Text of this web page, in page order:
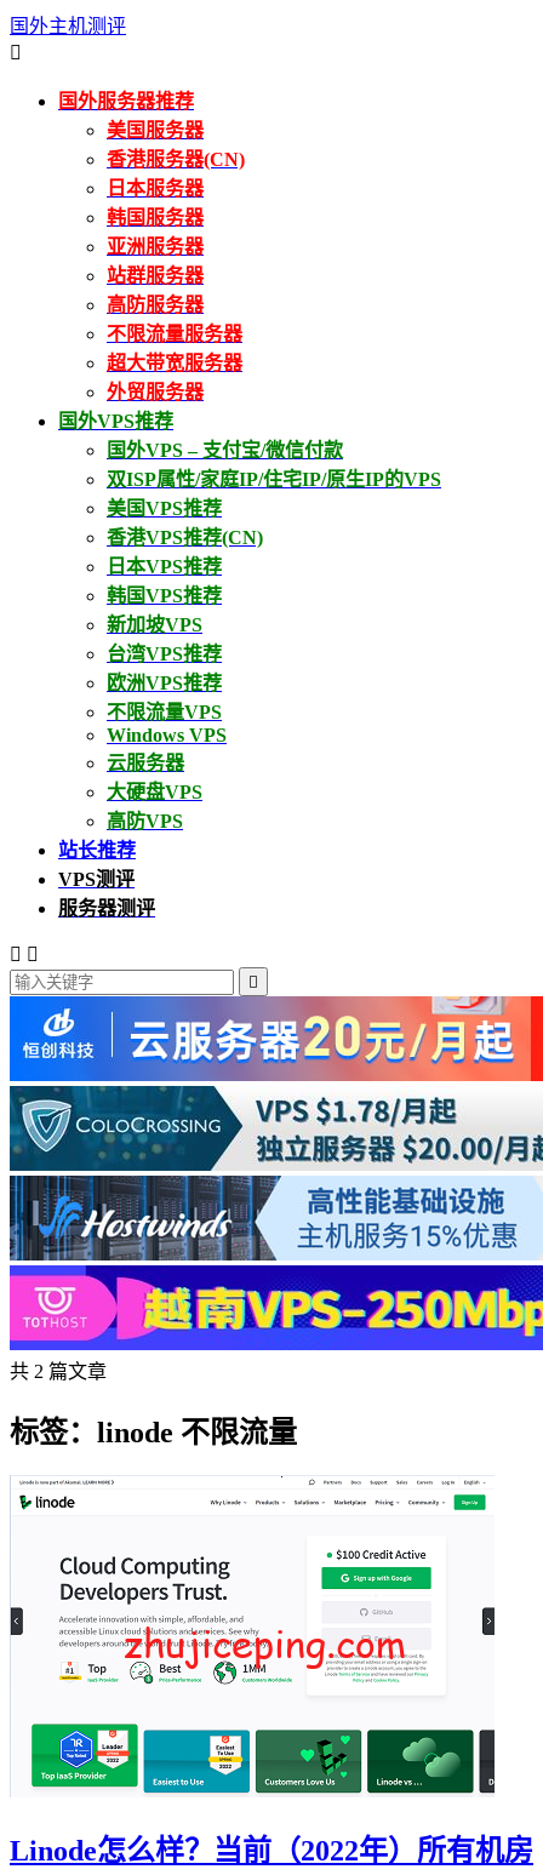
国外主机测评

国外服务器推荐
美国服务器
香港服务器(CN)
日本服务器
韩国服务器
亚洲服务器
站群服务器
高防服务器
不限流量服务器
超大带宽服务器
外贸服务器
国外VPS推荐
国外VPS – 支付宝/微信付款
双ISP属性/家庭IP/住宅IP/原生IP的VPS
美国VPS推荐
香港VPS推荐(CN)
日本VPS推荐
韩国VPS推荐
新加坡VPS
台湾VPS推荐
欧洲VPS推荐
不限流量VPS
Windows VPS
云服务器
大硬盘VPS
高防VPS
站长推荐
VPS测评
服务器测评
 

共 2 篇文章
标签：linode 不限流量
Linode怎么样？当前（2022年）所有机房